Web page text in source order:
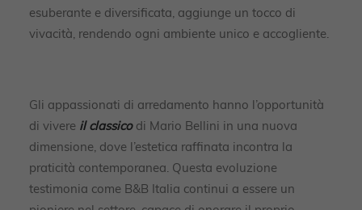
esuberante e diversificata, aggiunge un tocco di
vivacità, rendendo ogni ambiente unico e accogliente.
Gli appassionati di arredamento hanno l’opportunità
di vivere il classicodi Mario Bellini in una nuova
dimensione, dove l’estetica raffinata incontra la
praticità contemporanea. Questa evoluzione
testimonia come B&B Italia continui a essere un